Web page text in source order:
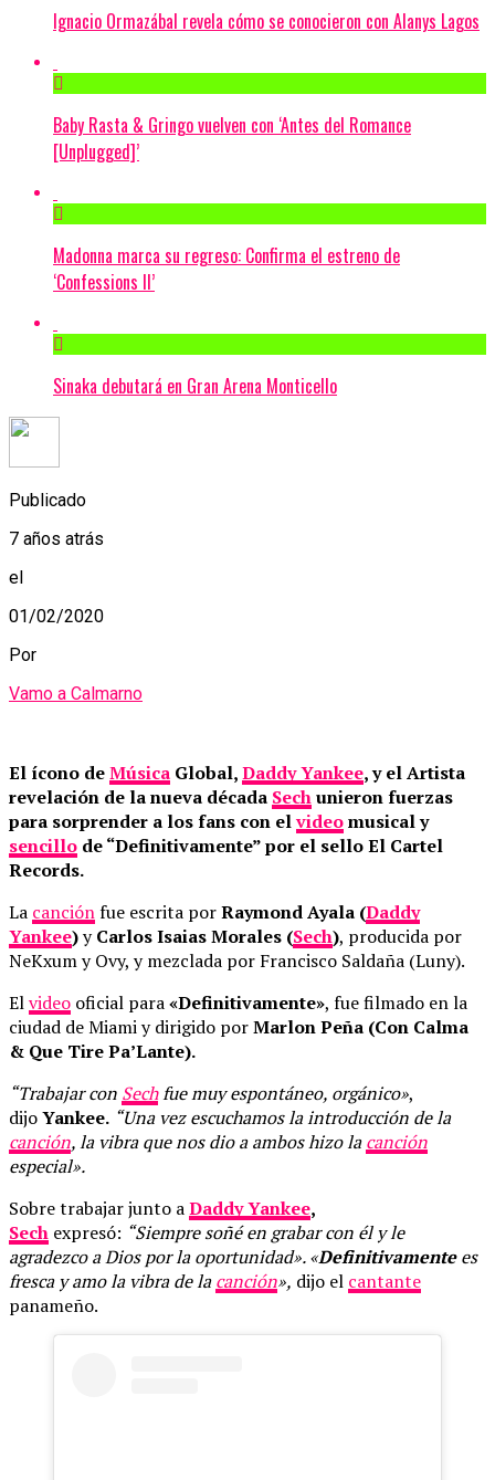
Ignacio Ormazábal revela cómo se conocieron con Alanys Lagos
Baby Rasta & Gringo vuelven con ‘Antes del Romance
[Unplugged]’
Madonna marca su regreso: Confirma el estreno de
‘Confessions II’
Sinaka debutará en Gran Arena Monticello
Publicado
7 años atrás
el
01/02/2020
Por
Vamo a Calmarno
El ícono deMúsica Global,Daddy Yankee, y el Artista
revelación de la nueva década Sechunieron fuerzas
para sorprender a los fans con elvideomusical y
sencillo de “Definitivamente” por el sello El Cartel
Records.
La canciónfue escrita porRaymond Ayala (Daddy
Yankee)yCarlos Isaias Morales (Sech), producida por
NeKxum y Ovy, y mezclada por Francisco Saldaña (Luny).
Elvideo oficial para«Definitivamente», fue filmado en la
ciudad de Miami y dirigido porMarlon Peña (Con Calma
& Que Tire Pa’Lante).
“Trabajar con Sechfue muy espontáneo, orgánico»,
dijoYankee. “Una vez escuchamos la introducción de la
canción, la vibra que nos dio a ambos hizo lacanción
especial».
Sobre trabajar junto aDaddy Yankee,
Sech expresó: “Siempre soñé en grabar con él y le
agradezco a Dios por la oportunidad». «Definitivamentees
fresca y amo la vibra de lacanción», dijo el cantante
panameño.